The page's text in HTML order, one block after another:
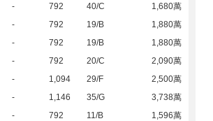
- 792 40/C
1,680萬
- 792 19/B
1,880萬
- 792 19/B
1,880萬
- 792 20/C
2,090萬
- 1,094 29/F
2,500萬
- 1,146 35/G
3,738萬
- 792 11/B
1,596萬